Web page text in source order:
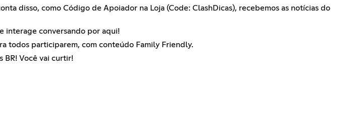
disso, como Código de Apoiador na Loja (Code: ClashDicas), recebemos as notícias do
interage conversando por aqui!
todos participarem, com conteúdo Family Friendly.
BR! Você vai curtir!